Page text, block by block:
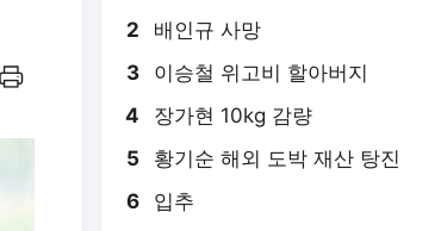
3 이승철 위고비 할아버지
4 장가현 10kg 감량
5 황기순 해외 도박 재산 탕진
6 입추